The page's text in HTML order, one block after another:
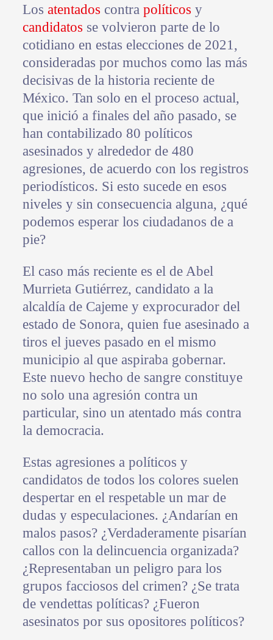
Los atentados contra políticos y
candidatos se volvieron parte de lo
cotidiano en estas elecciones de 2021,
consideradas por muchos como las más
decisivas de la historia reciente de
México. Tan solo en el proceso actual,
que inició a finales del año pasado, se
han contabilizado 80 políticos
asesinados y alrededor de 480
agresiones, de acuerdo con los registros
periodísticos. Si esto sucede en esos
niveles y sin consecuencia alguna, ¿qué
podemos esperar los ciudadanos de a
pie?
El caso más reciente es el de Abel
Murrieta Gutiérrez, candidato a la
alcaldía de Cajeme y exprocurador del
estado de Sonora, quien fue asesinado a
tiros el jueves pasado en el mismo
municipio al que aspiraba gobernar.
Este nuevo hecho de sangre constituye
no solo una agresión contra un
particular, sino un atentado más contra
la democracia.
Estas agresiones a políticos y
candidatos de todos los colores suelen
despertar en el respetable un mar de
dudas y especulaciones. ¿Andarían en
malos pasos? ¿Verdaderamente pisarían
callos con la delincuencia organizada?
¿Representaban un peligro para los
grupos facciosos del crimen? ¿Se trata
de vendettas políticas? ¿Fueron
asesinatos por sus opositores políticos?